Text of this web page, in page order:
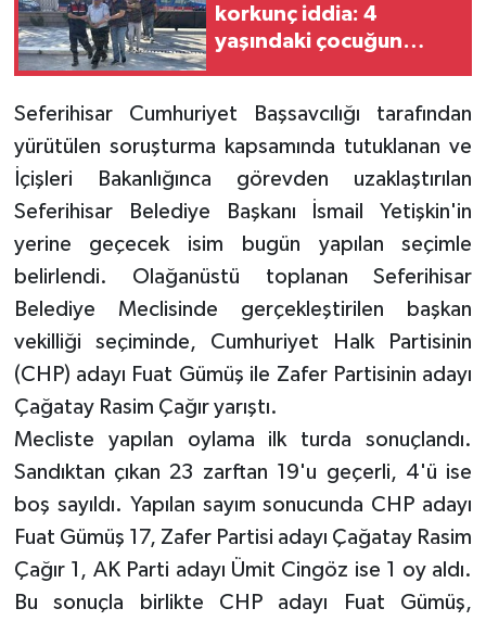
korkunç iddia: 4
yaşındaki çocuğun
Seferihisar Cumhuriyet Başsavcılığı tarafından
yürütülen soruşturma kapsamında tutuklanan ve
İçişleri Bakanlığınca görevden uzaklaştırılan
Seferihisar Belediye Başkanı İsmail Yetişkin'in
yerine geçecek isim bugün yapılan seçimle
belirlendi. Olağanüstü toplanan Seferihisar
Belediye Meclisinde gerçekleştirilen başkan
vekilliği seçiminde, Cumhuriyet Halk Partisinin
(CHP) adayı Fuat Gümüş ile Zafer Partisinin adayı
Çağatay Rasim Çağır yarıştı.
Mecliste yapılan oylama ilk turda sonuçlandı.
Sandıktan çıkan 23 zarftan 19'u geçerli, 4'ü ise
boş sayıldı. Yapılan sayım sonucunda CHP adayı
Fuat Gümüş 17, Zafer Partisi adayı Çağatay Rasim
Çağır 1, AK Parti adayı Ümit Cingöz ise 1 oy aldı.
Bu sonuçla birlikte CHP adayı Fuat Gümüş,